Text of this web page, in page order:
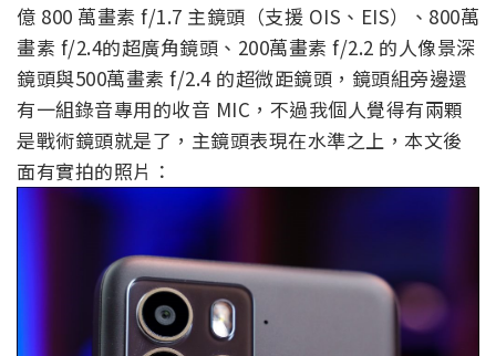
億 800 萬畫素 f/1.7 主鏡頭（支援 OIS、EIS）、800萬
畫素 f/2.4的超廣角鏡頭、200萬畫素 f/2.2 的人像景深
鏡頭與500萬畫素 f/2.4 的超微距鏡頭，鏡頭組旁邊還
有一組錄音專用的收音 MIC，不過我個人覺得有兩顆
是戰術鏡頭就是了，主鏡頭表現在水準之上，本文後
面有實拍的照片：